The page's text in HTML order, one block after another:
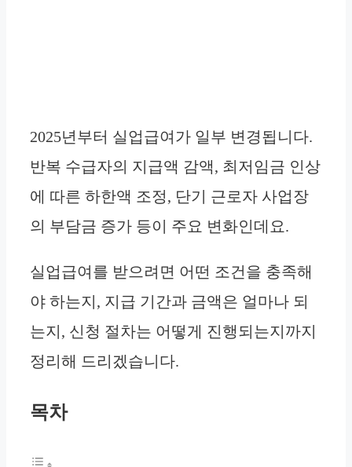
2025년부터 실업급여가 일부 변경됩니다.
반복 수급자의 지급액 감액, 최저임금 인상
에 따른 하한액 조정, 단기 근로자 사업장
의 부담금 증가 등이 주요 변화인데요.
실업급여를 받으려면 어떤 조건을 충족해
야 하는지, 지급 기간과 금액은 얼마나 되
는지, 신청 절차는 어떻게 진행되는지까지
정리해 드리겠습니다.
목차